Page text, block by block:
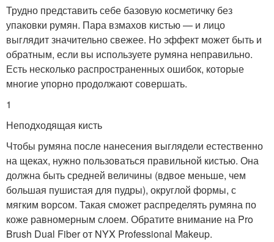
Трудно представить себе базовую косметичку без
упаковки румян. Пара взмахов кистью — и лицо
выглядит значительно свежее. Но эффект может быть и
обратным, если вы используете румяна неправильно.
Есть несколько распространенных ошибок, которые
многие упорно продолжают совершать.
1
Неподходящая кисть
Чтобы румяна после нанесения выглядели естественно
на щеках, нужно пользоваться правильной кистью. Она
должна быть средней величины (вдвое меньше, чем
большая пушистая для пудры), округлой формы, с
мягким ворсом. Такая сможет распределять румяна по
коже равномерным слоем. Обратите внимание на Pro
Brush Dual Fiber от NYX Professional Makeup.